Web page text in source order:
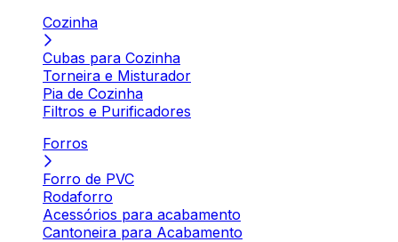
Cozinha
Cubas para Cozinha
Torneira e Misturador
Pia de Cozinha
Filtros e Purificadores
Forros
Forro de PVC
Rodaforro
Acessórios para acabamento
Cantoneira para Acabamento